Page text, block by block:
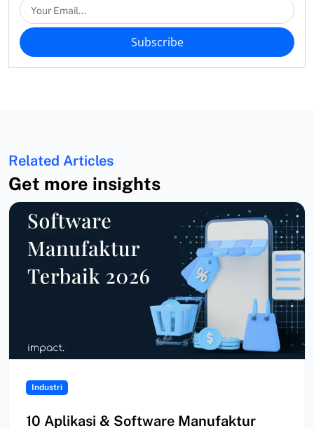
Subscribe
Related Articles
Get more insights
Industri
10 Aplikasi & Software Manufaktur